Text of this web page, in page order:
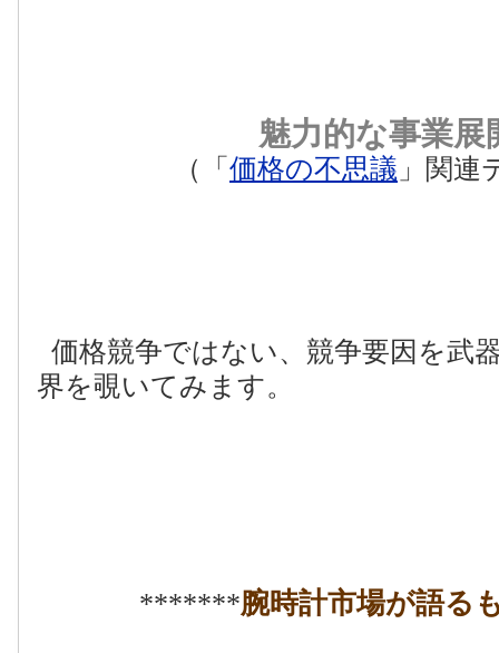
魅力的な事業展
（「 価格の不思議 」関連
価格競争ではない、競争要因を武
界を覗いてみます。
*******腕時計市場が語る